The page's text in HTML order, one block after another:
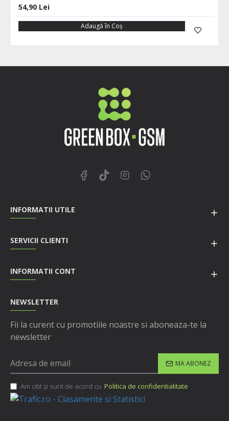
54,90 Lei
Adaugă în Coş
INFORMATII UTILE
SERVICII CLIENTI
INFORMATII CONT
NEWSLETTER
Fii la curent cu promotiile noastre si aboneaza-te la
newsletter
MA ABONEZ
Am citit şi sunt de acord cu Politica de confidentialitate